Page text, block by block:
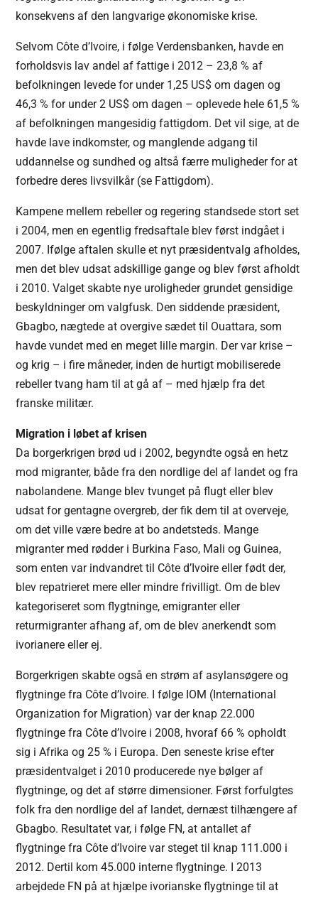
konsekvens af den langvarige økonomiske krise.
Selvom Côte d’Ivoire, i følge Verdensbanken, havde en
forholdsvis lav andel af fattige i 2012 – 23,8 % af
befolkningen levede for under 1,25 US$ om dagen og
46,3 % for under 2 US$ om dagen – oplevede hele 61,5 %
af befolkningen mangesidig fattigdom. Det vil sige, at de
havde lave indkomster, og manglende adgang til
uddannelse og sundhed og altså færre muligheder for at
forbedre deres livsvilkår (se Fattigdom).
Kampene mellem rebeller og regering standsede stort set
i 2004, men en egentlig fredsaftale blev først indgået i
2007. Ifølge aftalen skulle et nyt præsidentvalg afholdes,
men det blev udsat adskillige gange og blev først afholdt
i 2010. Valget skabte nye uroligheder grundet gensidige
beskyldninger om valgfusk. Den siddende præsident,
Gbagbo, nægtede at overgive sædet til Ouattara, som
havde vundet med en meget lille margin. Der var krise –
og krig – i fire måneder, inden de hurtigt mobiliserede
rebeller tvang ham til at gå af – med hjælp fra det
franske militær.
Migration i løbet af krisen
Da borgerkrigen brød ud i 2002, begyndte også en hetz
mod migranter, både fra den nordlige del af landet og fra
nabolandene. Mange blev tvunget på flugt eller blev
udsat for gentagne overgreb, der fik dem til at overveje,
om det ville være bedre at bo andetsteds. Mange
migranter med rødder i Burkina Faso, Mali og Guinea,
som enten var indvandret til Côte d’Ivoire eller født der,
blev repatrieret mere eller mindre frivilligt. Om de blev
kategoriseret som flygtninge, emigranter eller
returmigranter afhang af, om de blev anerkendt som
ivorianere eller ej.
Borgerkrigen skabte også en strøm af asylansøgere og
flygtninge fra Côte d’Ivoire. I følge IOM (International
Organization for Migration) var der knap 22.000
flygtninge fra Côte d’Ivoire i 2008, hvoraf 66 % opholdt
sig i Afrika og 25 % i Europa. Den seneste krise efter
præsidentvalget i 2010 producerede nye bølger af
flygtninge, og det af større dimensioner. Først forfulgtes
folk fra den nordlige del af landet, dernæst tilhængere af
Gbagbo. Resultatet var, i følge FN, at antallet af
flygtninge fra Côte d’Ivoire var steget til knap 111.000 i
2012. Dertil kom 45.000 interne flygtninge. I 2013
arbejdede FN på at hjælpe ivorianske flygtninge til at